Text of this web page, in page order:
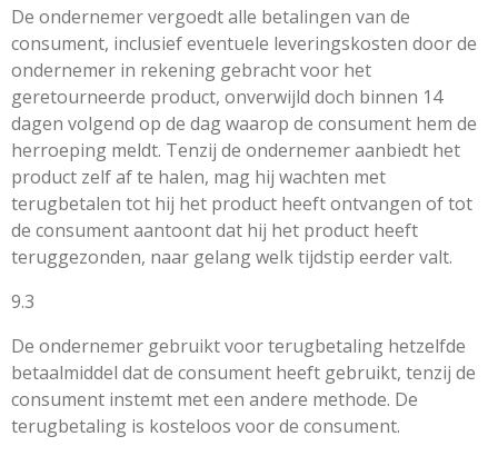
De ondernemer vergoedt alle betalingen van de
consument, inclusief eventuele leveringskosten door de
ondernemer in rekening gebracht voor het
geretourneerde product, onverwijld doch binnen 14
dagen volgend op de dag waarop de consument hem de
herroeping meldt. Tenzij de ondernemer aanbiedt het
product zelf af te halen, mag hij wachten met
terugbetalen tot hij het product heeft ontvangen of tot
de consument aantoont dat hij het product heeft
teruggezonden, naar gelang welk tijdstip eerder valt.
9.3
De ondernemer gebruikt voor terugbetaling hetzelfde
betaalmiddel dat de consument heeft gebruikt, tenzij de
consument instemt met een andere methode. De
terugbetaling is kosteloos voor de consument.